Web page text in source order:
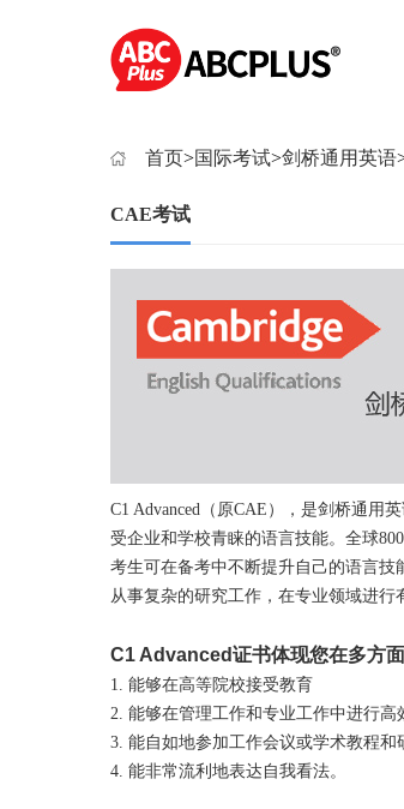
首页>国际考试>剑桥通用英语
CAE考试
C1 Advanced（原CAE），是剑桥通用
受企业和学校青睐的语言技能。全球
考生可在备考中不断提升自己的语言技
从事复杂的研究工作，在专业领域进行
C1 Advanced证书体现您在多方面
1. 能够在高等院校接受教育
2. 能够在管理工作和专业工作中进行高
3. 能自如地参加工作会议或学术教程和
4. 能非常流利地表达自我看法。